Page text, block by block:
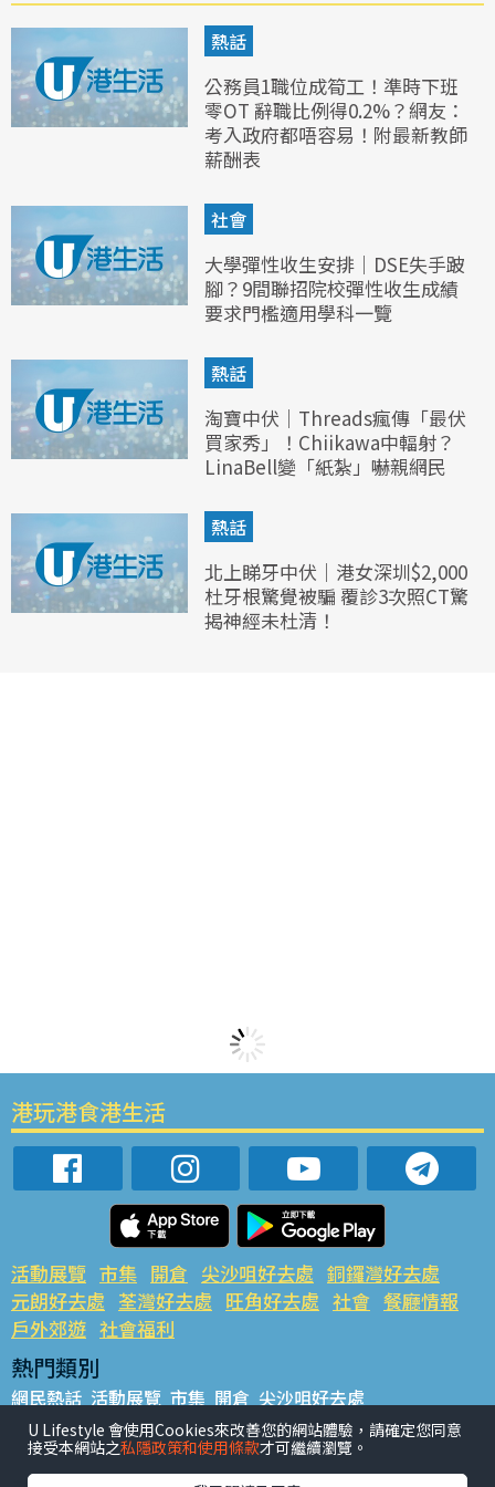
熱話
公務員1職位成筍工！準時下班
零OT 辭職比例得0.2%？網友：
考入政府都唔容易！附最新教師
薪酬表
社會
大學彈性收生安排｜DSE失手跛
腳？9間聯招院校彈性收生成績
要求門檻適用學科一覽
熱話
淘寶中伏｜Threads瘋傳「最伏
買家秀」！Chiikawa中輻射？
LinaBell變「紙紮」嚇親網民
熱話
北上睇牙中伏｜港女深圳$2,000
杜牙根驚覺被騙 覆診3次照CT驚
揭神經未杜清！
港玩港食港生活
活動展覽 市集 開倉 尖沙咀好去處 銅鑼灣好去處
元朗好去處 荃灣好去處 旺角好去處 社會 餐廳情報
戶外郊遊 社會福利
熱門類別
網民熱話 活動展覽 市集 開倉 尖沙咀好去處
銅鑼灣好去處 元朗好去處 荃灣好去處 旺角好去處 社會
餐廳情報 戶外郊遊
U Lifestyle 會使用Cookies來改善您的網站體驗，請確定您同意
接受本網站之私隱政策和使用條款才可繼續瀏覽。